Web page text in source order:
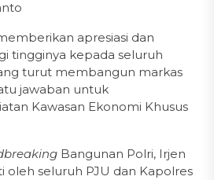
apresiasi dan
tingginya kepada seluruh
turut membangun markas
jawaban untuk
Kawasan Ekonomi Khusus
Bangunan Polri, Irjen
oleh seluruh PJU dan Kapolres